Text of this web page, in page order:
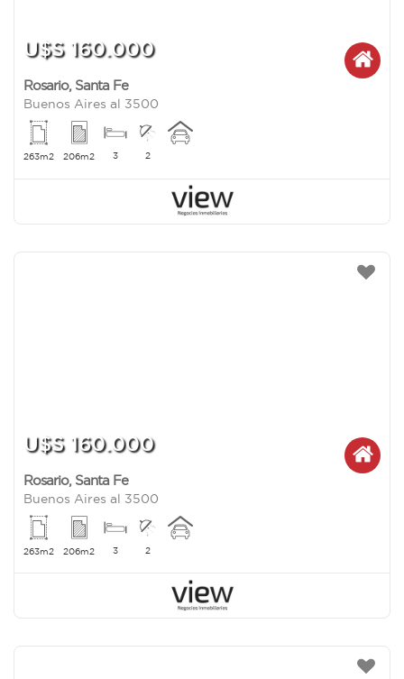
U$S 160.000
Rosario, Santa Fe
Buenos Aires al 3500
263m2 206m2 3 2
U$S 160.000
Rosario, Santa Fe
Buenos Aires al 3500
263m2 206m2 3 2